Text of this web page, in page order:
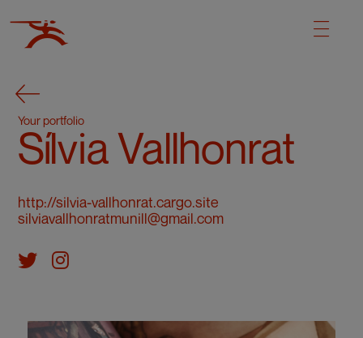
Your portfolio
Sílvia Vallhonrat
http://silvia-vallhonrat.cargo.site
silviavallhonratmunill@gmail.com